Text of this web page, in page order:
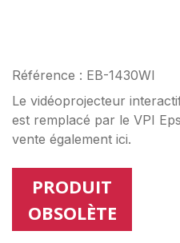
Référence : EB-1430WI
Le vidéoprojecteur
est remplacé par le VPI
vente également ici.
PRODUIT
OBSOLÈTE